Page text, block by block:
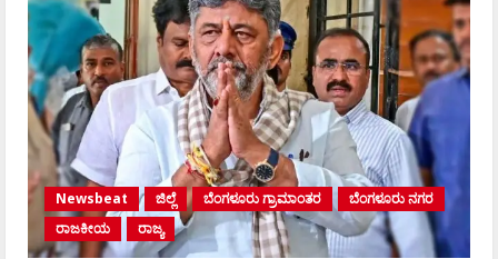
Newsbeat ಜಿಲ್ಲೆ ಬೆಂಗಳೂರು ಗ್ರಾಮಾಂತರ
ಬೆಂಗಳೂರು ನಗರ
ರಾಜಕೀಯ
ರಾಜ್ಯ